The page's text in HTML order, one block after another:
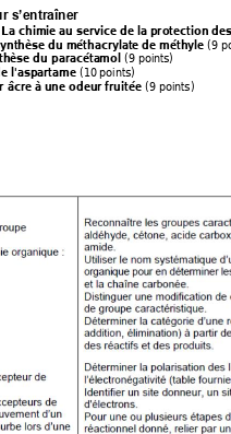
s’entraîner
La chimie au service de la protection
du méthacrylate de méthyle (9
du paracétamol (9 points)
l'aspartame (10 points)
âcre à une odeur fruitée (9 points)